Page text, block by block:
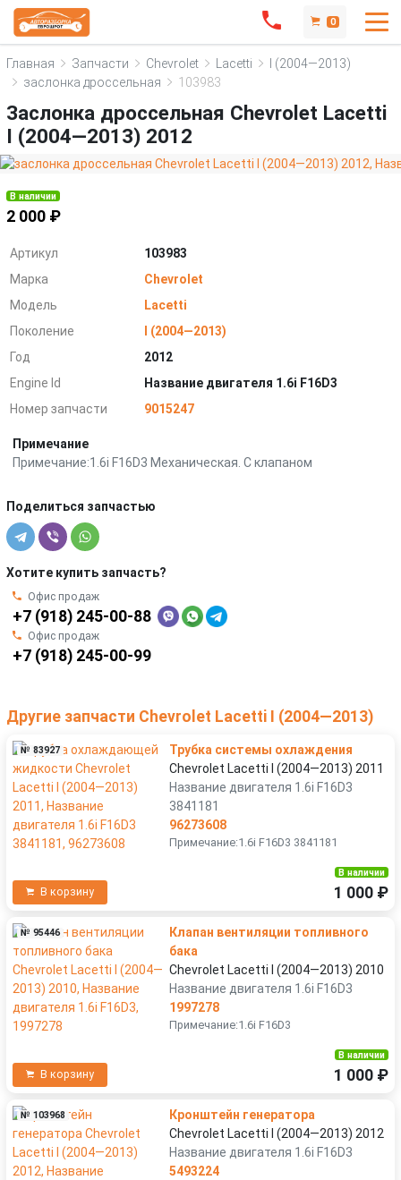
0
Главная Запчасти Chevrolet Lacetti
I (2004—2013)
заслонка дроссельная
103983
Заслонка дроссельная Chevrolet Lacetti
I (2004—2013) 2012
В наличии
2 000 ₽
Артикул
103983
Марка
Chevrolet
Модель
Lacetti
Поколение
I (2004—2013)
Год
2012
Engine Id
Название двигателя 1.6i F16D3
Номер запчасти
9015247
Примечание
Примечание:1.6i F16D3 Механическая. С клапаном
Поделиться запчастью
Хотите купить запчасть?
Офис продаж
+7 (918) 245-00-88
Офис продаж
+7 (918) 245-00-99
Другие запчасти Chevrolet Lacetti I (2004—2013)
№ 83927
Трубка системы охлаждения
Chevrolet Lacetti I (2004—2013) 2011
Название двигателя 1.6i F16D3
3841181
96273608
Примечание:1.6i F16D3 3841181
В корзину
В наличии
1 000 ₽
№ 95446
Клапан вентиляции топливного
бака
Chevrolet Lacetti I (2004—2013) 2010
Название двигателя 1.6i F16D3
1997278
Примечание:1.6i F16D3
В корзину
В наличии
1 000 ₽
№ 103968
Кронштейн генератора
Chevrolet Lacetti I (2004—2013) 2012
Название двигателя 1.6i F16D3
5493224